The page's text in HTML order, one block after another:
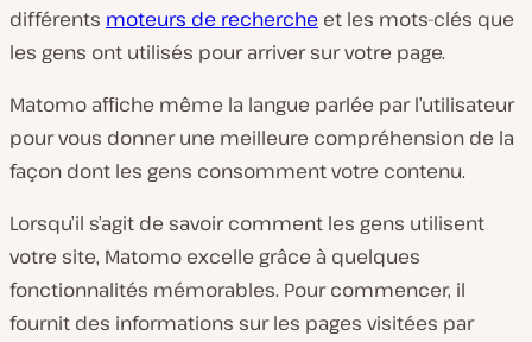
différents moteurs de recherche et les mots-clés que
les gens ont utilisés pour arriver sur votre page.
Matomo affiche même la langue parlée par l’utilisateur
pour vous donner une meilleure compréhension de la
façon dont les gens consomment votre contenu.
Lorsqu’il s’agit de savoir comment les gens utilisent
votre site, Matomo excelle grâce à quelques
fonctionnalités mémorables. Pour commencer, il
fournit des informations sur les pages visitées par